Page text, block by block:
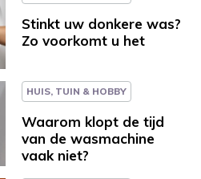
Stinkt uw donkere was?
Zo voorkomt u het
HUIS, TUIN & HOBBY
Waarom klopt de tijd
van de wasmachine
vaak niet?